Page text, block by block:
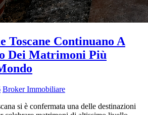
Toscane Continuano A
Dei Matrimoni Più
Broker Immobiliare
si è confermata una delle destinazioni